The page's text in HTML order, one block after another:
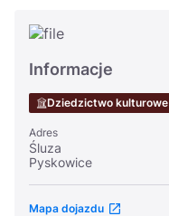
Informacje
Dziedzictwo kulturowe
Adres
Śluza
Pyskowice
Mapa dojazdu